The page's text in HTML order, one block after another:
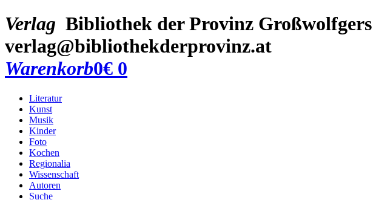
Verlag Bibliothek der Provinz
verlag@bibliothekderprovinz.at
Warenkorb0€ 0
Literatur
Kunst
Musik
Kinder
Foto
Kochen
Regionalia
Wissenschaft
Autoren
Suche